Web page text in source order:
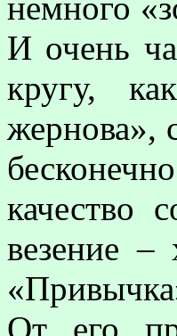
немного
И очень
кругу,
жернова»,
качество
везение –